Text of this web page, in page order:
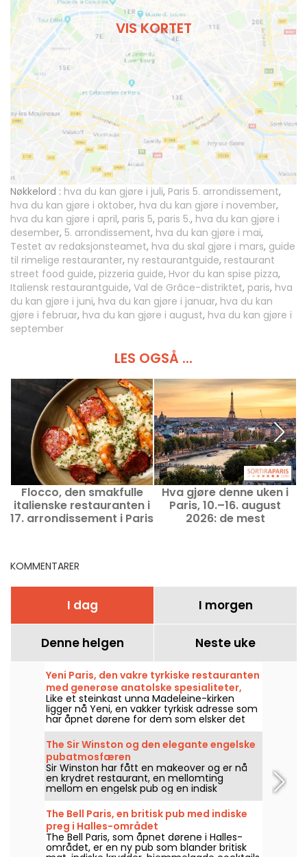
VIS KORTET
Nøkkelord : hva du kan gjøre i juli, Paris 5. arrondissement,
hva du kan gjøre i oktober, hva du kan gjøre i november,
hva du kan gjøre i april, paris 5, paris 5., hva du kan gjøre i
desember, 5. arrondissement, hva du kan gjøre i mai,
Testet av redaksjonsteamet, hva du skal gjøre i mars, guide
til rimelige restauranter, ny restaurantguide, restaurant
street food guide, pizzeria guide, Hvor du kan spise pizza,
Italiensk restaurantguide, Val de Grâce-distriktet, paris, hva
du kan gjøre i juni, hva du kan gjøre i januar, hva du kan
gjøre i februar, hva du kan gjøre i august, hva du kan gjøre i
september
LES OGSÅ ...
Flocco, den smakfulle
italienske restauranten i
17. arrondissement i Paris
Hva gjøre denne uken i
Paris, 10.–16. august
2026: de mest
KOMMENTARER
I dag I morgen
Denne helgen Neste uke
Yeni Paris, den vakre tyrkiske restauranten
med generøse anatolske spesialiteter,
Madeleine-kvarteret
Like et steinkast unna Madeleine-kirken
ligger nå Yeni, en vakker tyrkisk adresse som
har åpnet dørene for dem som elsker det
solfylte og smakfulle tyrkiske kjøkkenet siden
slutten av 2025. En hyggelig og stemningsfull
tabell, perfekt for en aperitiff med mezzé
om kvelden, hvor gjestfriheten er like varm
som rettene.
The Sir Winston og den elegante engelske
pubatmosfæren
Sir Winston har fått en makeover og er nå
en krydret restaurant, en mellomting
mellom en engelsk pub og en indisk
restaurant made in London.
The Bell Paris, en britisk pub med indiske
preg i Halles-området
The Bell Paris, som åpnet dørene i Halles-
området, er en ny pub som blander britisk